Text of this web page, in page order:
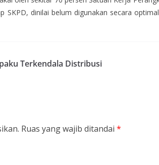
SKPD, dinilai belum digunakan secara
Terkendala Distribusi
Ruas yang wajib ditandai *